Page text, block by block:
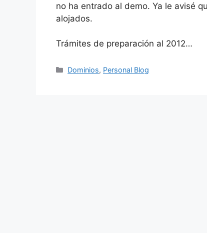
no ha entrado al demo. Ya le avisé
alojados.
Trámites de preparación al 2012…
Categorías
Dominios, Personal Blog